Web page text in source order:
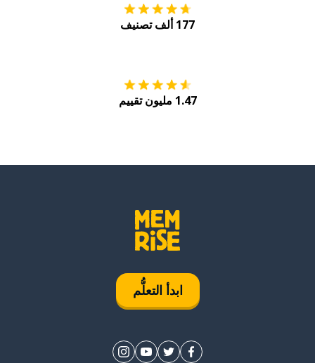
177 ألف تصنيف
1.47 مليون تقييم
ابدأ التعلُّم